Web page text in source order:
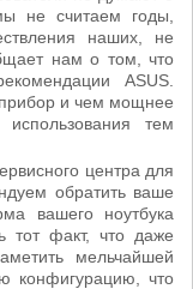
не считаем годы,
наших, не
нам о том, что
ASUS.
и чем мощнее
тем
центра для
обратить ваше
вашего ноутбука
тот факт, что даже
мельчайшей
конфигурацию, что